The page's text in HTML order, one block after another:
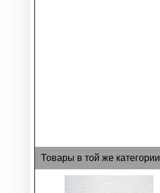
Товары в той же категории